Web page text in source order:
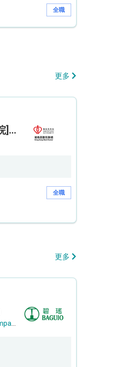
全職
更多
一級維修技工[東華醫院] - (參考編號: HKIC202608103)
全職
更多
Baguio Cleaning Services Company Limited